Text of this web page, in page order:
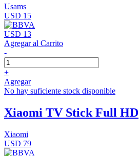
Usams
USD 15
USD 13
Agregar al Carrito
-
+
Agregar
No hay suficiente stock disponible
Xiaomi TV Stick Full HD
Xiaomi
USD 79